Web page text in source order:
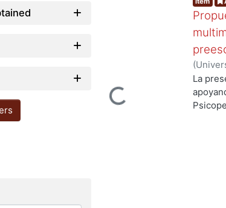
más
Loading...
(
de
La